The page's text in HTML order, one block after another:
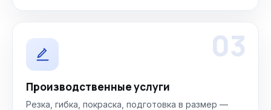
03
Производственные услуги
Резка, гибка, покраска, подготовка в размер —